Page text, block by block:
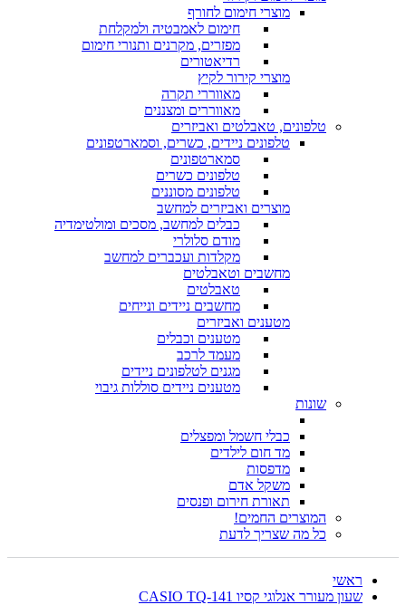
מוצרי חימום לחורף
חימום לאמבטיה ולמקלחת
מפזרים, מקרנים ותנורי חימום
רדיאטורים
מוצרי קירור לקיץ
מאווררי תקרה
מאווררים ומצננים
טלפונים, טאבלטים ואביזרים
טלפונים ניידים, כשרים, וסמארטפונים
סמארטפונים
טלפונים כשרים
טלפונים מסוננים
מוצרים ואביזרים למחשב
כבלים למחשב, מסכים ומולטימדיה
מודם סלולרי
מקלדות ועכברים למחשב
מחשבים וטאבלטים
טאבלטים
מחשבים ניידים ונייחים
מטענים ואביזרים
מטענים וכבלים
מעמד לרכב
מגנים לטלפונים ניידים
מטענים ניידים סוללות גיבוי
שונות
כבלי חשמל ומפצלים
מד חום לילדים
מדפסות
משקל אדם
תאורת חירום ופנסים
המוצרים החמים!
כל מה שצריך לדעת
ראשי
שעון מעורר אנלוגי קסיו CASIO TQ-141